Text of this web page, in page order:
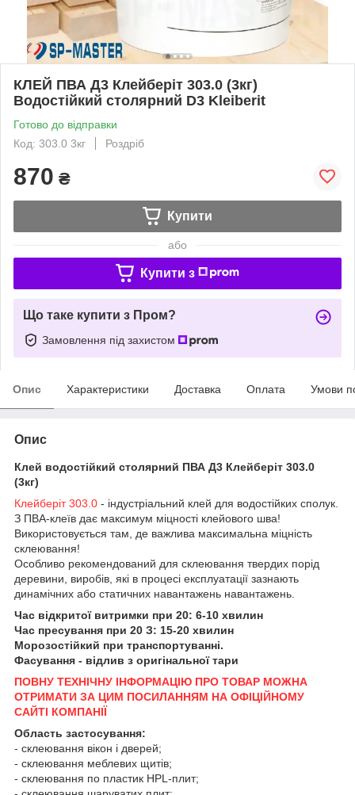
КЛЕЙ ПВА Д3 Клейберіт 303.0 (3кг)
Водостійкий столярний D3 Kleiberit
Готово до відправки
Код: 303.0 3кг
Роздріб
870 ₴
Купити
або
Купити з
Що таке купити з Пром?
Замовлення під захистом
Опис Характеристики Доставка Оплата Умови
Опис
Клей водостійкий столярний ПВА Д3 Клейберіт 303.0
(3кг)
Клейберіт 303.0 - індустріальний клей для водостійких сполук.
З ПВА-клеїв дає максимум міцності клейового шва!
Використовується там, де важлива максимальна міцність
склеювання!
Особливо рекомендований для склеювання твердих порід
деревини, виробів, які в процесі експлуатації зазнають
динамічних або статичних навантажень навантажень.
Час відкритої витримки при 20: 6-10 хвилин
Час пресування при 20 З: 15-20 хвилин
Морозостійкий при транспортуванні.
Фасування - відлив з оригінальної тари
ПОВНУ ТЕХНІЧНУ ІНФОРМАЦІЮ ПРО ТОВАР МОЖНА
ОТРИМАТИ ЗА ЦИМ ПОСИЛАННЯМ НА ОФІЦІЙНОМУ
САЙТІ КОМПАНІЇ
Область застосування:
- склеювання вікон і дверей;
- склеювання меблевих щитів;
- склеювання по пластик HPL-плит;